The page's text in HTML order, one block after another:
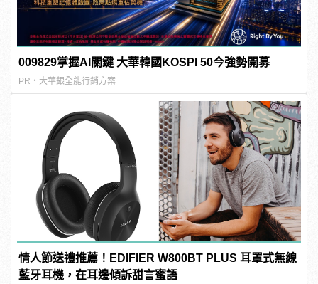
009829掌握AI關鍵 大華韓國KOSPI 50今強勢開募
PR・大華銀全能行銷方案
情人節送禮推薦！EDIFIER W800BT PLUS 耳罩式無線
藍牙耳機，在耳邊傾訴甜言蜜語